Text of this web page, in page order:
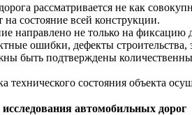
рассматривается не как
состояние всей конструкции.
направлено не только на
ошибки, дефекты строительства,
быть подтверждены
технического состояния объекта
автомобильных дорог